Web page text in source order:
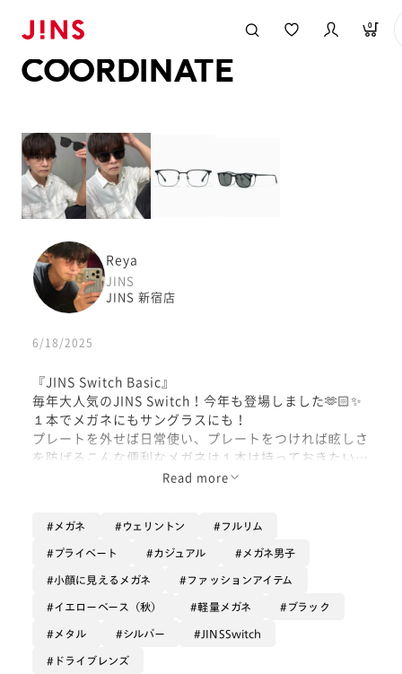
0
COORDINATE
Reya
JINS
JINS 新宿店
6/18/2025
『JINS Switch Basic』
毎年大人気のJINS Switch！今年も登場しました🫶🏻✨
１本でメガネにもサングラスにも！
プレートを外せば日常使い、プレートをつければ眩しさ
を防げるこんな便利なメガネは１本は持っておきたいと
思いませんか〜？？🕶️✨Read more
メガネ ウェリントン フルリム
プライベート カジュアル メガネ男子
小顔に見えるメガネ ファッションアイテム
イエローベース（秋） 軽量メガネ ブラック
メタル シルバー JINSSwitch
ドライブレンズ